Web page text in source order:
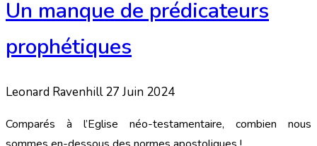
Un manque de prédicateurs
prophétiques
Leonard Ravenhill 27 Juin 2024
Comparés à l’Eglise néo-testamentaire, combien nous